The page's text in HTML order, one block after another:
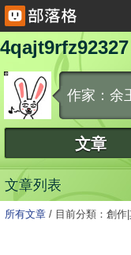
作家：余
文章
文章列表
所有文章 / 目前分類：創作